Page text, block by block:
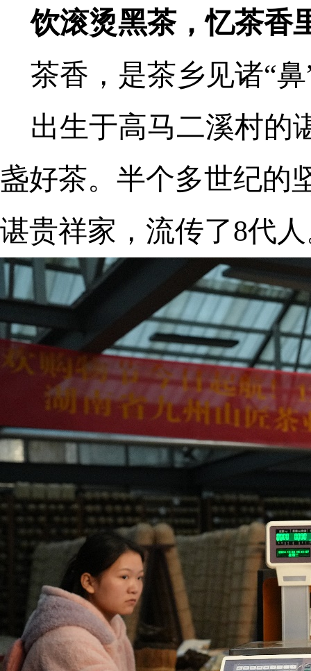
饮滚烫黑茶，忆茶香
茶香，是茶乡见诸“
出生于高马二溪村的
盏好茶。半个多世纪的
谌贵祥家，流传了8代